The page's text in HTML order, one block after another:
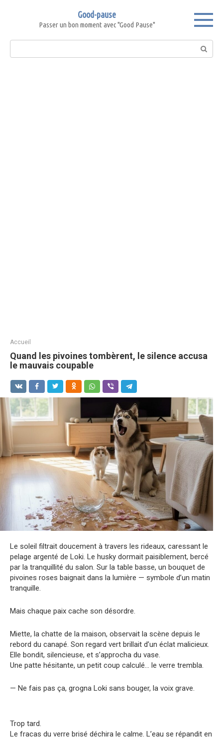
Good-pause
Passer un bon moment avec "Good Pause"
Search:
Accueil
Quand les pivoines tombèrent, le silence accusa
le mauvais coupable
Le soleil filtrait doucement à travers les rideaux, caressant le
pelage argenté de Loki. Le husky dormait paisiblement, bercé
par la tranquillité du salon. Sur la table basse, un bouquet de
pivoines roses baignait dans la lumière — symbole d’un matin
tranquille.
Mais chaque paix cache son désordre.
Miette, la chatte de la maison, observait la scène depuis le
rebord du canapé. Son regard vert brillait d’un éclat malicieux.
Elle bondit, silencieuse, et s’approcha du vase.
Une patte hésitante, un petit coup calculé… le verre trembla.
— Ne fais pas ça, grogna Loki sans bouger, la voix grave.
Trop tard.
Le fracas du verre brisé déchira le calme. L’eau se répandit en